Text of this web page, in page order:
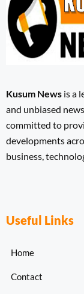
Kusum News is a
and unbiased
committed to
developments
business,
Useful Links
Home
Contact